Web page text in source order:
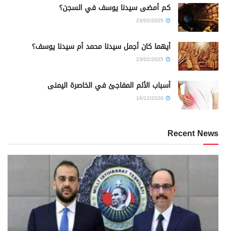
كم أمضى سيدنا يوسف في السجن؟
أيهما كان أجمل سيدنا محمد أم سيدنا يوسف؟
أسباب الألم المفاجئ في الخاصرة اليمنى
Recent News